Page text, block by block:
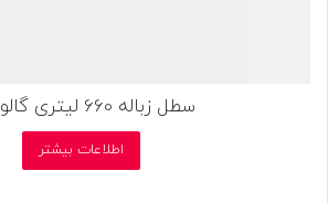
سطل زباله 660 لیتری گالوانیزه
اطلاعات بیشتر